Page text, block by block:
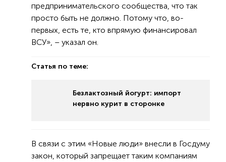
предпринимательского сообщества, что так
просто быть не должно. Потому что, во-
первых, есть те, кто впрямую финансировал
ВСУ», – указал он.
Статья по теме:
Безлактозный йогурт: импорт
нервно курит в сторонке
В связи с этим «Новые люди» внесли в Госдуму
закон, который запрещает таким компаниям